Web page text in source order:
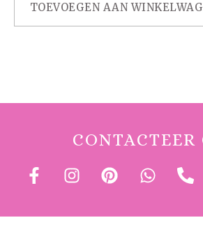
TOEVOEGEN AAN
CONTACTEER